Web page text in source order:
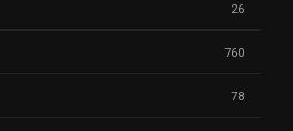
26
760
78